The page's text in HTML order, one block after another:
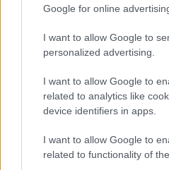
Google for online
I want to allow Google to
personalized advertising.
I want to allow Google to
related to analytics like
device identifiers in apps.
I want to allow Google to
related to functionality of
Η Maria Rolls χωρίς φίλτρο